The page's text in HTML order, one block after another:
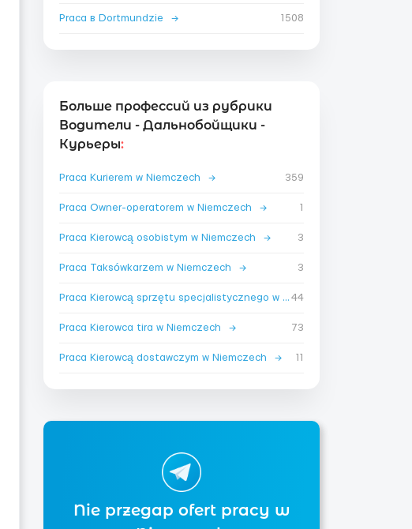
Praca в Dortmundzie → 1508
Больше профессий из рубрики
Водители - Дальнобойщики -
Курьеры:
Praca Kurierem w Niemczech → 359
Praca Owner-operatorem w Niemczech → 1
Praca Kierowcą osobistym w Niemczech → 3
Praca Taksówkarzem w Niemczech → 3
Praca Kierowcą sprzętu specjalistycznego w Niemczech 44
Praca Kierowca tira w Niemczech → 73
Praca Kierowcą dostawczym w Niemczech → 11
Nie przegap ofert pracy w